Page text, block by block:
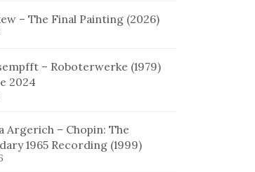
– The Final Painting (2026)
– Roboterwerke (1979)
2024
Argerich – Chopin: The
1965 Recording (1999)